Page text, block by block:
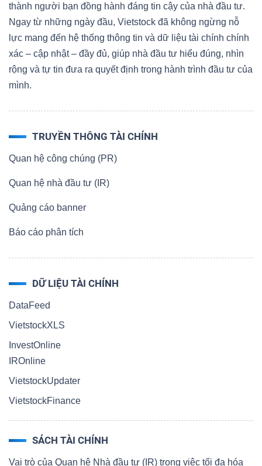
thành người bạn đồng hành đáng tin cậy của nhà đầu tư.
Ngay từ những ngày đầu, Vietstock đã không ngừng nỗ
lực mang đến hệ thống thông tin và dữ liệu tài chính chính
xác – cập nhật – đầy đủ, giúp nhà đầu tư hiểu đúng, nhìn
rộng và tự tin đưa ra quyết định trong hành trình đầu tư của
mình.
TRUYỀN THÔNG TÀI CHÍNH
Quan hệ công chúng (PR)
Quan hệ nhà đầu tư (IR)
Quảng cáo banner
Báo cáo phân tích
DỮ LIỆU TÀI CHÍNH
DataFeed
VietstockXLS
InvestOnline
IROnline
VietstockUpdater
VietstockFinance
SÁCH TÀI CHÍNH
Vai trò của Quan hệ Nhà đầu tư (IR) trong việc tối đa hóa